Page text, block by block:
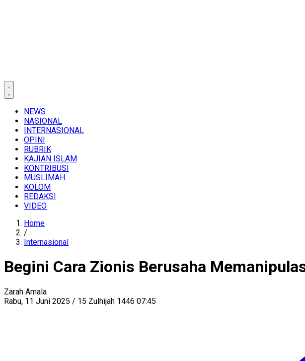
NEWS
NASIONAL
INTERNASIONAL
OPINI
RUBRIK
KAJIAN ISLAM
KONTRIBUSI
MUSLIMAH
KOLOM
REDAKSI
VIDEO
Home
/
Internasional
Begini Cara Zionis Berusaha
Zarah Amala
Rabu, 11 Juni 2025 / 15 Zulhijah 1446 07:45